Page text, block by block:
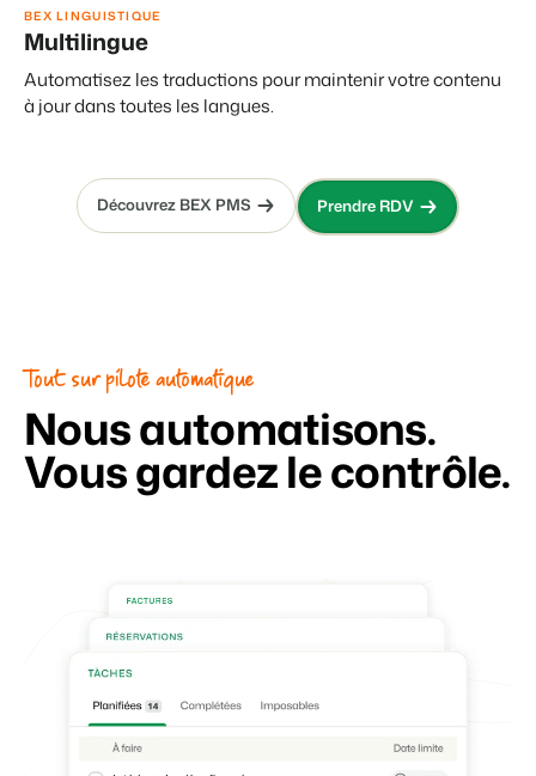
BEX LINGUISTIQUE
Multilingue
Automatisez les traductions pour maintenir votre contenu
à jour dans toutes les langues.
Prendre RDV
Découvrez BEX PMS
Tout sur pilote automatique
Nous automatisons.
Vous gardez le contrôle.